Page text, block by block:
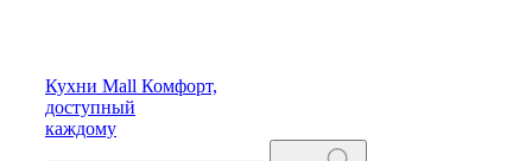
Кухни Mall Комфорт,
доступный
каждому